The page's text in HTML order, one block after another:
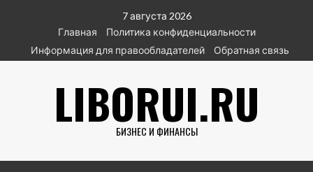
содержимому
7 августа 2026
Главная
Политика конфиденциальности
Информация для правообладателей
Обратная связь
LIBORUI.RU
БИЗНЕС И ФИНАНСЫ